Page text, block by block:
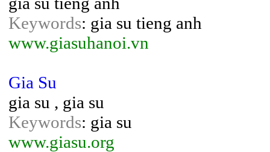
Keywords: gia su tieng anh
www.giasuhanoi.vn
Gia Su
gia su , gia su
Keywords: gia su
www.giasu.org